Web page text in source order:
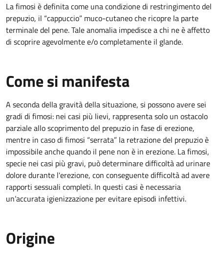
La fimosi è definita come una condizione di restringimento del
prepuzio, il “cappuccio” muco-cutaneo che ricopre la parte
terminale del pene. Tale anomalia impedisce a chi ne è affetto
di scoprire agevolmente e/o completamente il glande.
Come si manifesta
A seconda della gravità della situazione, si possono avere sei
gradi di fimosi: nei casi più lievi, rappresenta solo un ostacolo
parziale allo scoprimento del prepuzio in fase di erezione,
mentre in caso di fimosi “serrata” la retrazione del prepuzio è
impossibile anche quando il pene non è in erezione. La fimosi,
specie nei casi più gravi, può determinare difficoltà ad urinare
dolore durante l'erezione, con conseguente difficoltà ad avere
rapporti sessuali completi. In questi casi è necessaria
un’accurata igienizzazione per evitare episodi infettivi.
Origine